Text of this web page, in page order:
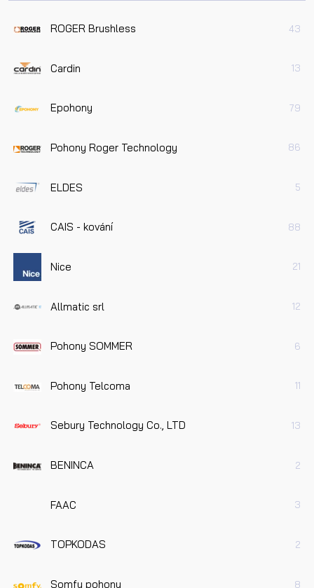
ROGER Brushless 43
Cardin 13
Epohony 79
Pohony Roger Technology 86
ELDES 5
CAIS - kování 88
Nice 21
Allmatic srl 12
Pohony SOMMER 6
Pohony Telcoma 11
Sebury Technology Co., LTD 13
BENINCA 2
FAAC 3
TOPKODAS 2
Somfy pohony 8